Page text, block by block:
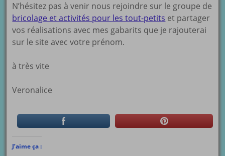
N’hésitez pas à venir nous rejoindre sur le groupe de
bricolage et activités pour les tout-petits et partager
vos réalisations avec mes gabarits que je rajouterai
sur le site avec votre prénom.
à très vite
Veronalice
J’aime ça :